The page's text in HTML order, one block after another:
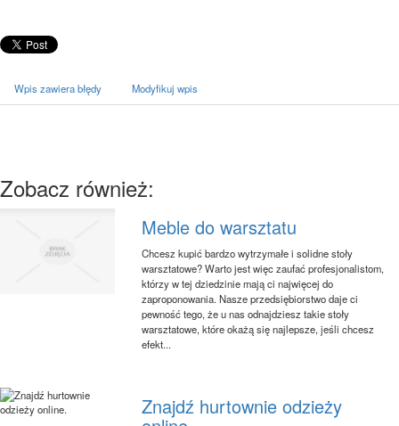
Wpis zawiera błędy Modyfikuj wpis
Zobacz również:
Meble do warsztatu
Chcesz kupić bardzo wytrzymałe i solidne stoły
warsztatowe? Warto jest więc zaufać profesjonalistom,
którzy w tej dziedzinie mają ci najwięcej do
zaproponowania. Nasze przedsiębiorstwo daje ci
pewność tego, że u nas odnajdziesz takie stoły
warsztatowe, które okażą się najlepsze, jeśli chcesz
efekt...
Znajdź hurtownie odzieży